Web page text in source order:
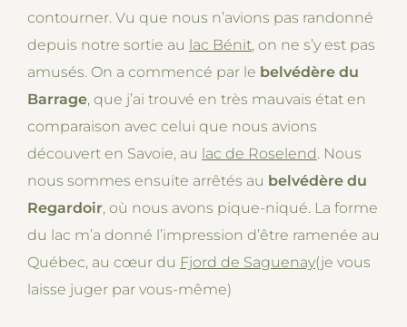
contourner. Vu que nous n’avions pas randonné
depuis notre sortie au lac Bénit, on ne s’y est pas
amusés. On a commencé par le belvédère du
Barrage, que j’ai trouvé en très mauvais état en
comparaison avec celui que nous avions
découvert en Savoie, au lac de Roselend. Nous
nous sommes ensuite arrêtés au belvédère du
Regardoir, où nous avons pique-niqué. La forme
du lac m’a donné l’impression d’être ramenée au
Québec, au cœur du Fjord de Saguenay(je vous
laisse juger par vous-même)